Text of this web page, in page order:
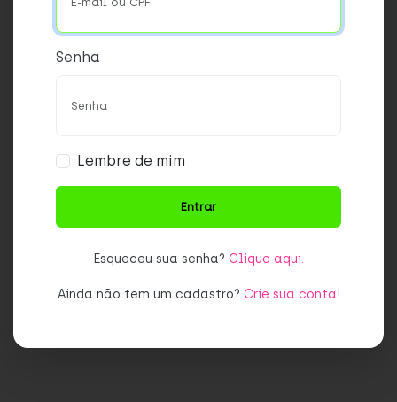
Senha
Lembre de mim
Esqueceu sua senha? Clique aqui.
Ainda não tem um cadastro? Crie sua conta!